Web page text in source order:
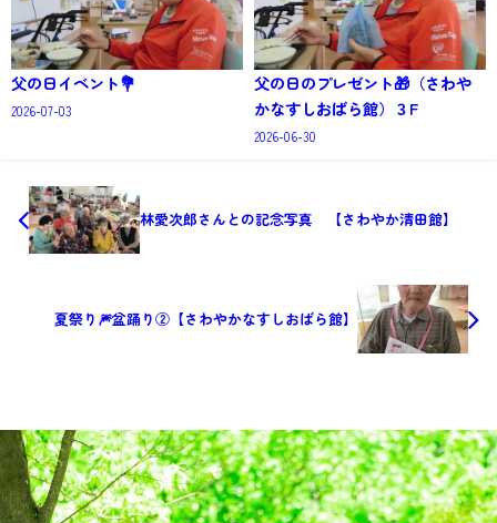
父の日イベント💐
2026-07-03
父の日のプレゼント🎁（さわや
かなすしおばら館）３F
2026-06-30
林愛次郎さんとの記念写真 【さわやか清田館】
夏祭り🎆盆踊り②【さわやかなすしおばら館】